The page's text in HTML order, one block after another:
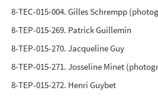
8-TEC-015-004. Gilles Schrempp
8-TEP-015-269. Patrick Guillemin
8-TEP-015-270. Jacqueline Guy
8-TEP-015-271. Josseline Minet
8-TEP-015-272. Henri Guybet